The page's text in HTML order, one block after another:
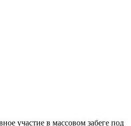
участие в массовом забеге под